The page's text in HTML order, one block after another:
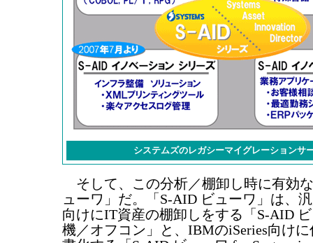
システムズのレガシーマイグレーションサ
そして、この分析／棚卸し時に有効
ューワ」だ。「S-AID ビューワ」は、
向けにIT資産の棚卸しをする「S-AID
機／オフコン」と、IBMのiSeries向け